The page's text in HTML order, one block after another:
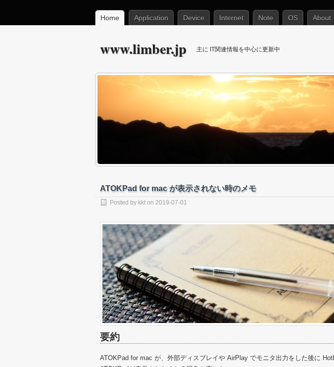
Home Application Device Internet Note OS About
www.limber.jp 主に IT関連情報を中心に更新中
ATOKPad for mac が表示されない時のメモ
Posted by kkt on 2019-07-01
要約
ATOKPad for mac が、外部ディスプレイや AirPlay でモニタ出力をした後に